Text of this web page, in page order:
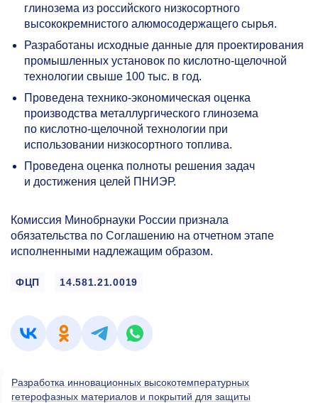
глинозема из российского низкосортного
высококремнистого алюмосодержащего сырья.
Разработаны исходные данные для проектирования
промышленных установок по кислотно-щелочной
технологии свыше 100 тыс. в год.
Проведена технико-экономическая оценка
производства металлургического глинозема
по кислотно-щелочной технологии при
использовании низкосортного топлива.
Проведена оценка полноты решения задач
и достижения целей ПНИЭР.
Комиссия Минобрнауки России признала
обязательства по Соглашению на отчетном этапе
исполненными надлежащим образом.
ФЦП 14.581.21.0019
Разработка инновационных высокотемпературных
гетерофазных материалов и покрытий для защиты